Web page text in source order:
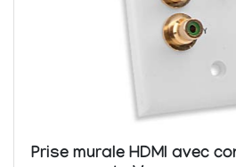
Prise murale HDMI avec